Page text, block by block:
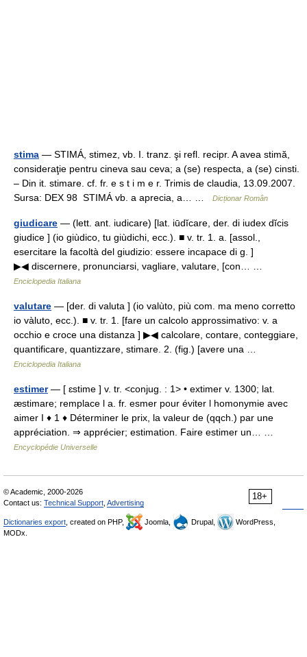
stima — STIMÁ, stimez, vb. I. tranz. şi refl. recipr. A avea stimă,
consideraţie pentru cineva sau ceva; a (se) respecta, a (se) cinsti.
– Din it. stimare. cf. fr. e s t i m e r. Trimis de claudia, 13.09.2007.
Sursa: DEX 98 STIMÁ vb. a aprecia, a… …
Dicționar Român
giudicare — (lett. ant. iudicare) [lat. iūdĭcare, der. di iudex dĭcis
giudice ] (io giùdico, tu giùdichi, ecc.). ■ v. tr. 1. a. [assol.,
esercitare la facoltà del giudizio: essere incapace di g. ]
▶◀ discernere, pronunciarsi, vagliare, valutare, [con… …
Enciclopedia Italiana
valutare — [der. di valuta ] (io valùto, più com. ma meno corretto
io vàluto, ecc.). ■ v. tr. 1. [fare un calcolo approssimativo: v. a
occhio e croce una distanza ] ▶◀ calcolare, contare, conteggiare,
quantificare, quantizzare, stimare. 2. (fig.) [avere una …
Enciclopedia Italiana
estimer— [ ɛstime ] v. tr. <conjug. : 1> • extimer v. 1300; lat.
æstimare; remplace l a. fr. esmer pour éviter l homonymie avec
aimer I ♦ 1 ♦ Déterminer le prix, la valeur de (qqch.) par une
appréciation. ⇒ apprécier; estimation. Faire estimer un… …
Encyclopédie Universelle
18+
© Academic, 2000-2026
Contact us: Technical Support Advertising
Dictionaries export , created on PHP, Joomla, Drupal,
WordPress,
MODx.